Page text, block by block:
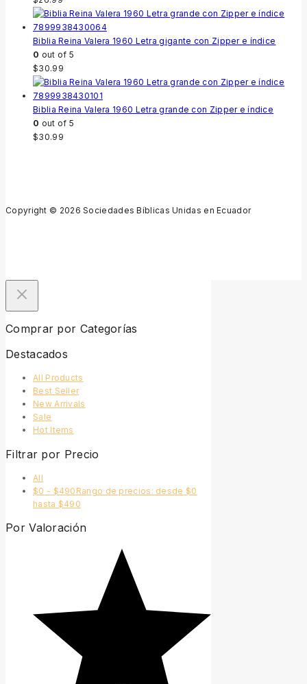
Biblia Reina Valera 1960 Letra gigante con Zipper e índice
0 out of 5
$30.99
Biblia Reina Valera 1960 Letra grande con Zipper e índice
0 out of 5
$30.99
Copyright © 2026 Sociedades Bíblicas Unidas en Ecuador
Comprar por Categorías
Destacados
All Products
Best Seller
New Arrivals
Sale
Hot Items
Filtrar por Precio
All
$0 - $490 Rango de precios: desde $0
hasta $490
Por Valoración